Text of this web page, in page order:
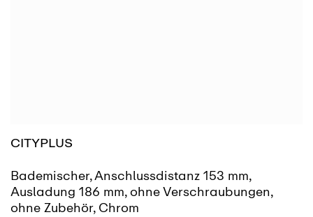
CITYPLUS
Bademischer, Anschlussdistanz 153 mm,
Ausladung 186 mm, ohne Verschraubungen,
ohne Zubehör, Chrom